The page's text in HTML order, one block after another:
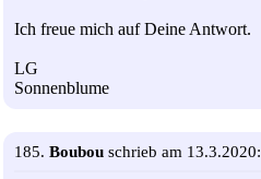
Ich freue mich auf Deine Antwort.
LG
Sonnenblume
185. Boubou schrieb am 13.3.2020: